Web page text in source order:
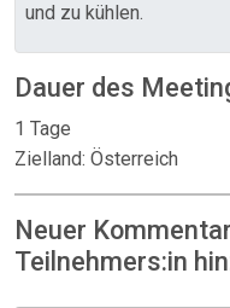
und zu kühlen.
Dauer des
1 Tage
Zielland: Österreich
Neuer
Teilnehmers:in